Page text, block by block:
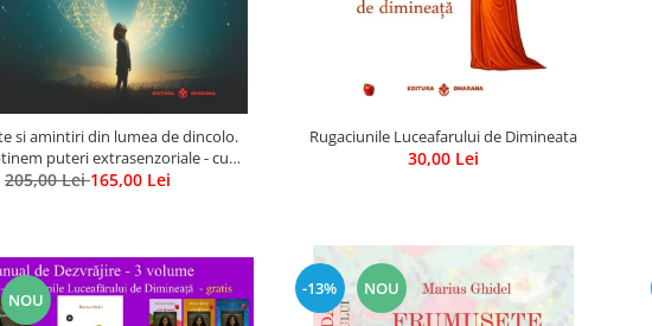
si amintiri din lumea de dincolo.
puteri extrasenzoriale - cu
exercitii
205,00 Lei165,00 Lei
Rugaciunile Luceafarului de Dimineata
30,00 Lei
NOU
-13% NOU